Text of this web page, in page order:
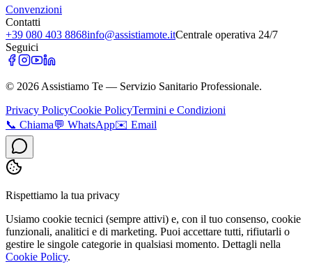
Convenzioni
Contatti
+39 080 403 8868info@assistiamote.itCentrale operativa 24/7
Seguici
© 2026 Assistiamo Te — Servizio Sanitario Professionale.
Privacy PolicyCookie PolicyTermini e Condizioni
📞 Chiama💬 WhatsApp✉️ Email
Rispettiamo la tua privacy
Usiamo cookie tecnici (sempre attivi) e, con il tuo consenso, cookie
funzionali, analitici e di marketing. Puoi accettare tutti, rifiutarli o
gestire le singole categorie in qualsiasi momento. Dettagli nella
Cookie Policy.